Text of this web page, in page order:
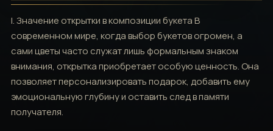
I. Значение открытки в композиции букета В
современном мире, когда выбор букетов огромен, а
сами цветы часто служат лишь формальным знаком
внимания, открытка приобретает особую ценность. Она
позволяет персонализировать подарок, добавить ему
эмоциональную глубину и оставить след в памяти
получателя.